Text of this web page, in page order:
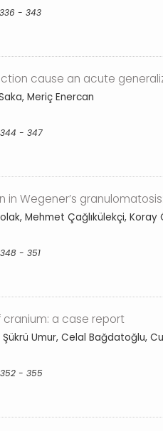
- 343
cause an acute
Meriç Enercan
- 347
in Wegener’s
Mehmet Çağlıkülekçi, Koray
- 351
cranium: a case report
Umur, Celal Bağdatoğlu,
- 355